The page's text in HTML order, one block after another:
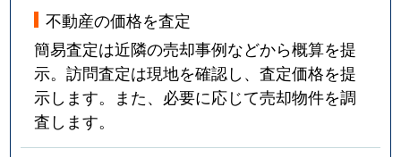
不動産の価格を査定
簡易査定は近隣の売却事例などから概算を提
示。訪問査定は現地を確認し、査定価格を提
示します。また、必要に応じて売却物件を調
査します。